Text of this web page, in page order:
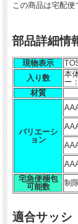
この商品は宅配便
部品詳細情
現物表示
入り数
本
ー
材質
バリエーシ
ョン
宅急便梱包
可能数
制
適合サッシ